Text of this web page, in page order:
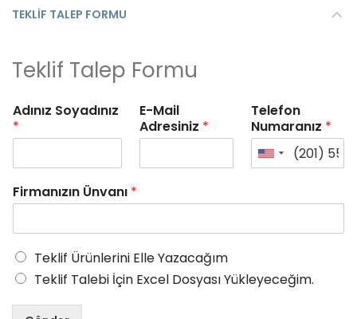
TEKLIF TALEP FORMU
Teklif Talep Formu
Adınız Soyadınız
*
E-Mail
Adresiniz *
Telefon
Numaranız *
Firmanızın Ünvanı *
Teklif Ürünlerini Elle Yazacağım
Teklif Talebi İçin Excel Dosyası Yükleyeceğim.